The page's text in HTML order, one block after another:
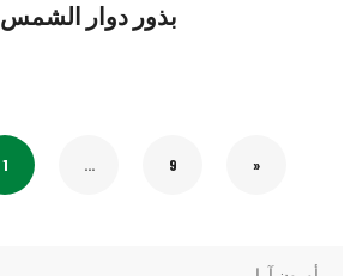
بذور دوار الشمس
1 ... 9 »